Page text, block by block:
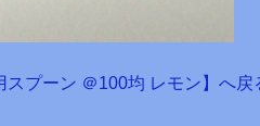
プーン ＠100均 レモン】へ戻